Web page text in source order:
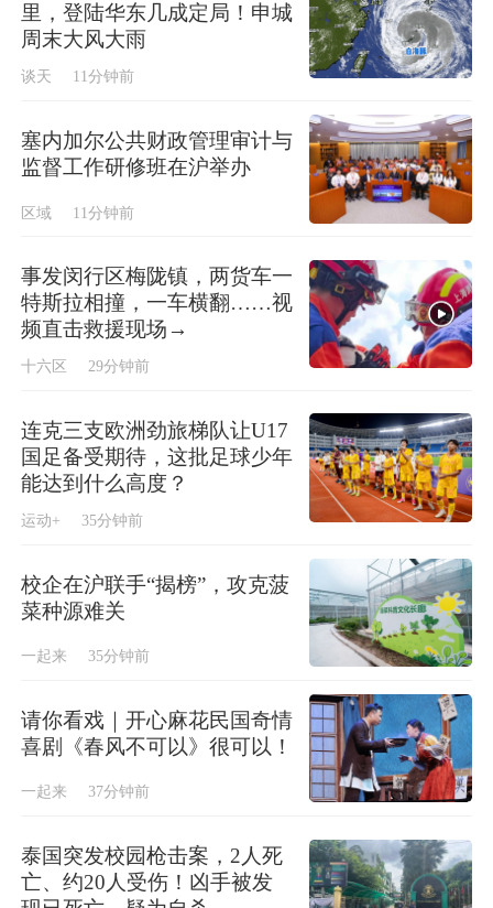
里，登陆华东几成定局！申城
周末大风大雨
谈天 11分钟前
塞内加尔公共财政管理审计与
监督工作研修班在沪举办
区域 11分钟前
事发闵行区梅陇镇，两货车一
特斯拉相撞，一车横翻……视
频直击救援现场→
十六区 29分钟前
连克三支欧洲劲旅梯队让U17
国足备受期待，这批足球少年
能达到什么高度？
运动+ 35分钟前
校企在沪联手“揭榜”，攻克菠
菜种源难关
一起来 35分钟前
请你看戏｜开心麻花民国奇情
喜剧《春风不可以》很可以！
一起来 37分钟前
泰国突发校园枪击案，2人死
亡、约20人受伤！凶手被发